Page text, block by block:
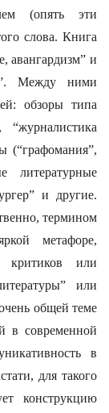
(опять эти
слова. Книга
авангардизм” и
Между ними
обзоры типа
“журналистика
(“графомания”,
литературные
и другие.
термином
метафоре,
критиков или
или
общей теме
в современной
в
для такого
конструкцию